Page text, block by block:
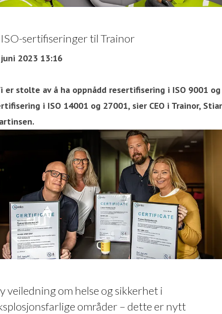
sertifiseringer til Trainor
2023 13:16
er stolte av å ha oppnådd resertifisering i ISO 9001 og
i ISO 14001 og 27001, sier CEO i Trainor,
veiledning om helse og sikkerhet i
områder – dette er nytt